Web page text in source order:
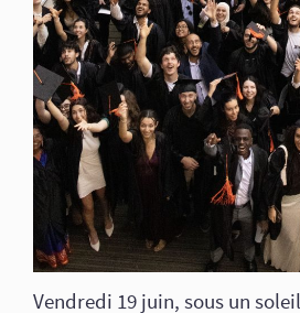
Vendredi 19 juin, sous un